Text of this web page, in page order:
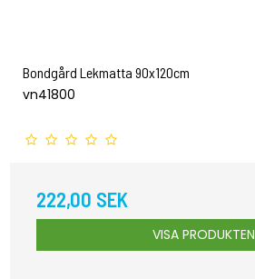
Bondgård Lekmatta 90x120cm
vn41800
222,00 SEK
VISA PRODUKTEN